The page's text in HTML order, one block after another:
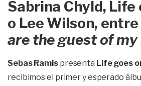
Sabrina Chyld, Life
o Lee Wilson,
are the guest of my
Sebas Ramispresenta Life goes
recibimos el primer y esperado